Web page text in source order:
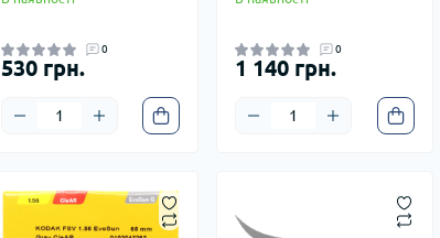
0
530 грн.
0
1 140 грн.